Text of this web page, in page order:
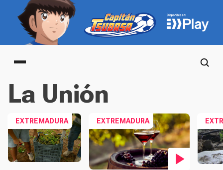
Main menu
La Unión
EXTREMADURA EXTREMADURA